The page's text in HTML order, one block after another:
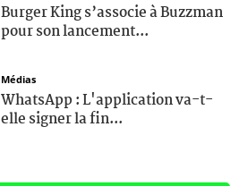
Burger King s’associe à Buzzman
pour son lancement...
Médias
WhatsApp : L'application va-t-
elle signer la fin...